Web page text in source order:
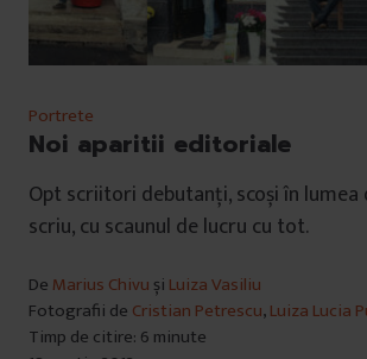
Portrete
Noi aparitii editoriale
Opt scriitori debutanți, scoși în lumea
scriu, cu scaunul de lucru cu tot.
De Marius Chivu și Luiza Vasiliu
Fotografii de Cristian Petrescu,Luiza Lucia
Timp de citire: 6 minute